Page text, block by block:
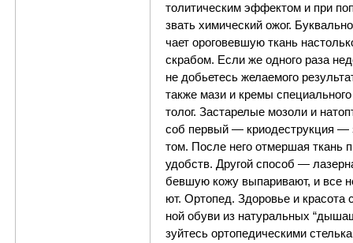
то­ли­ти­че­ским эф­фе­к­том и при
звать хи­ми­че­ский ожог.
ча­ет оро­го­вев­шую ткань
скра­бом. Ес­ли же од­но­го раза
не добь­е­тесь же­ла­е­мо­го
так­же ма­зи и кре­мы
то­лог. За­с­та­ре­лые мо­зо­ли и
соб пер­вый — кри­о­де­ст­рук­ция
том. Пос­ле не­го от­мер­шая ткань
удобств. Дру­гой спо­соб —
бев­шую ко­жу вы­па­ри­ва­ют, и все
ют. Ор­то­пед. Здо­ро­вье и кра­со­та
ной обу­ви из на­ту­раль­ных
зуй­тесь ор­то­пе­ди­че­ски­ми